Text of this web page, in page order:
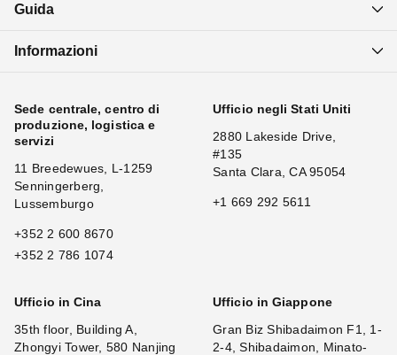
Guida
Informazioni
Sede centrale, centro di
produzione, logistica e
servizi
11 Breedewues, L-1259
Senningerberg,
Lussemburgo
+352 2 600 8670
+352 2 786 1074
Ufficio negli Stati Uniti
2880 Lakeside Drive,
#135
Santa Clara, CA 95054
+1 669 292 5611
Ufficio in Cina
35th floor, Building A,
Zhongyi Tower, 580 Nanjing
Ufficio in Giappone
Gran Biz Shibadaimon F1, 1-
2-4, Shibadaimon, Minato-